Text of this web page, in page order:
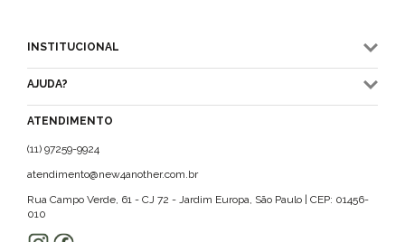
INSTITUCIONAL
AJUDA?
ATENDIMENTO
(11) 97259-9924
atendimento@new4another.com.br
Rua Campo Verde, 61 - CJ 72 - Jardim Europa, São Paulo | CEP: 01456-
010